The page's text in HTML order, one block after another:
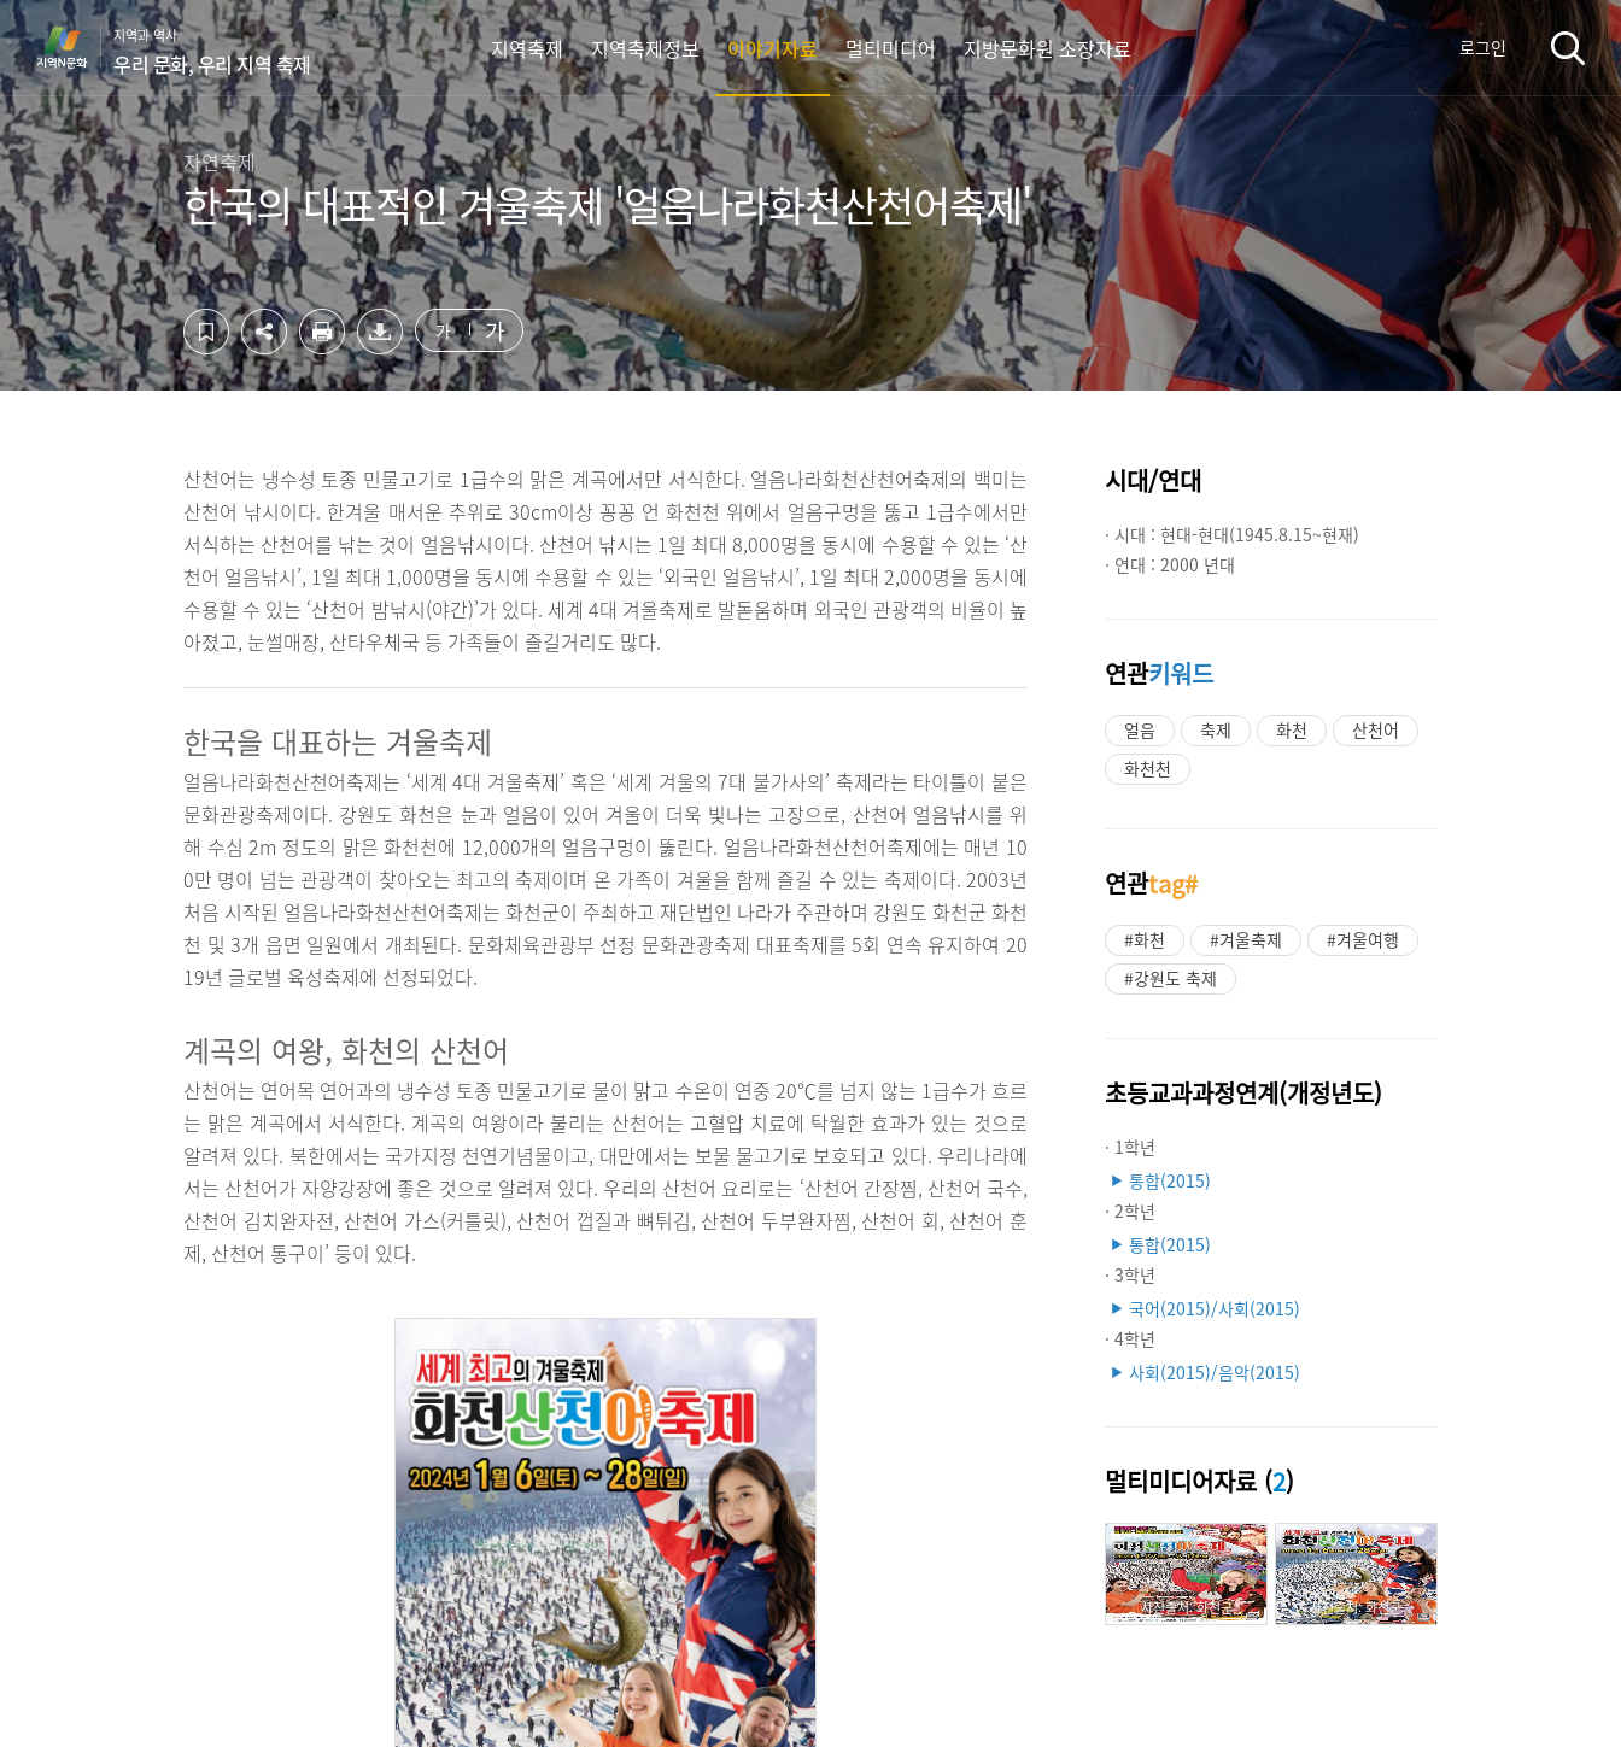
컨
텐
츠
영
역
바
로
가
기
하
단
영
역
바
로
가
기
지역과 역사
우리 문화, 우리 지역 축제
지역축제 지역축제정보 이야기자료 멀티미디어 지방문화원 소장자료 로그인
자연축제
한국의 대표적인 겨울축제 '얼음나라화천산천어축제'
가 가
산천어는 냉수성 토종 민물고기로 1급수의 맑은 계곡에서만 서식한다. 얼음나라화천산천어축제의 백미는
산천어 낚시이다. 한겨울 매서운 추위로 30cm이상 꽁꽁 언 화천천 위에서 얼음구멍을 뚫고 1급수에서만
서식하는 산천어를 낚는 것이 얼음낚시이다. 산천어 낚시는 1일 최대 8,000명을 동시에 수용할 수 있는 ‘산
천어 얼음낚시’, 1일 최대 1,000명을 동시에 수용할 수 있는 ‘외국인 얼음낚시’, 1일 최대 2,000명을 동시에
수용할 수 있는 ‘산천어 밤낚시(야간)’가 있다. 세계 4대 겨울축제로 발돋움하며 외국인 관광객의 비율이 높
아졌고, 눈썰매장, 산타우체국 등 가족들이 즐길거리도 많다.
한국을 대표하는 겨울축제
얼음나라화천산천어축제는 ‘세계 4대 겨울축제’ 혹은 ‘세계 겨울의 7대 불가사의’ 축제라는 타이틀이 붙은
문화관광축제이다. 강원도 화천은 눈과 얼음이 있어 겨울이 더욱 빛나는 고장으로, 산천어 얼음낚시를 위
해 수심 2m 정도의 맑은 화천천에 12,000개의 얼음구멍이 뚫린다. 얼음나라화천산천어축제에는 매년 10
0만 명이 넘는 관광객이 찾아오는 최고의 축제이며 온 가족이 겨울을 함께 즐길 수 있는 축제이다. 2003년
처음 시작된 얼음나라화천산천어축제는 화천군이 주최하고 재단법인 나라가 주관하며 강원도 화천군 화천
천 및 3개 읍면 일원에서 개최된다. 문화체육관광부 선정 문화관광축제 대표축제를 5회 연속 유지하여 20
19년 글로벌 육성축제에 선정되었다.
계곡의 여왕, 화천의 산천어
산천어는 연어목 연어과의 냉수성 토종 민물고기로 물이 맑고 수온이 연중 20℃를 넘지 않는 1급수가 흐르
는 맑은 계곡에서 서식한다. 계곡의 여왕이라 불리는 산천어는 고혈압 치료에 탁월한 효과가 있는 것으로
알려져 있다. 북한에서는 국가지정 천연기념물이고, 대만에서는 보물 물고기로 보호되고 있다. 우리나라에
서는 산천어가 자양강장에 좋은 것으로 알려져 있다. 우리의 산천어 요리로는 ‘산천어 간장찜, 산천어 국수,
산천어 김치완자전, 산천어 가스(커틀릿), 산천어 껍질과 뼈튀김, 산천어 두부완자찜, 산천어 회, 산천어 훈
제, 산천어 통구이’ 등이 있다.
시대/연대
· 시대 : 현대-현대(1945.8.15~현재)
· 연대 : 2000 년대
연관키워드
얼음 축제 화천
산천어
화천천
연관tag#
#화천 #겨울축제
#겨울여행
#강원도 축제
초등교과과정연계(개정년도)
· 1학년
▶ 통합(2015)
· 2학년
▶ 통합(2015)
· 3학년
▶ 국어(2015)/사회(2015)
· 4학년
▶ 사회(2015)/음악(2015)
멀티미디어자료 (2)
사진출처: 화천군 사진출처: 화천군